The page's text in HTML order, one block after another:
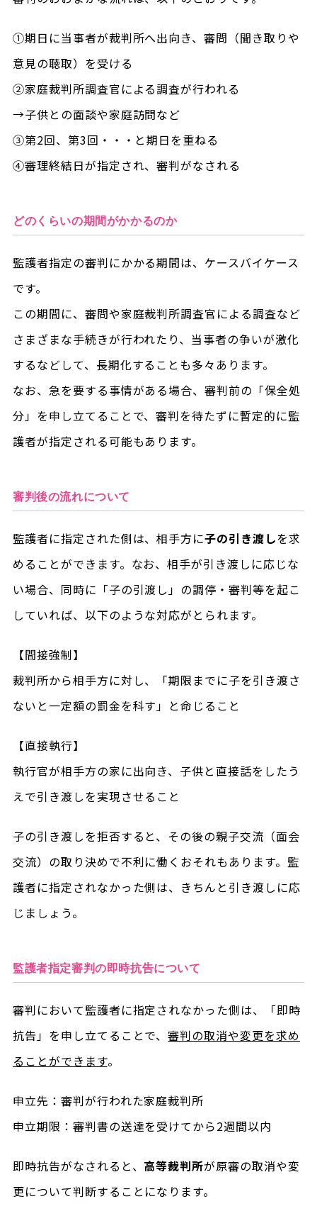
①期日に当事者が裁判所へ出向き、審問（聞き取りや
意見の聴取）を受ける
②家庭裁判所調査官による調査が行われる
→子供との面談や家庭訪問など
③第2回、第3回・・・と期日を重ねる
④審理終結日が指定され、審判がなされる
どのくらいの期間がかかるのか
監護者指定の審判にかかる期間は、ケースバイケース
です。
この期間に、審問や家庭裁判所調査官による調査など
さまざまな手続きが行われたり、当事者の争いが激化
するなどして、長期化することも多々あります。
なお、急を要する事情がある場合、審判前の「保全処
分」を申し立てることで、審判を待たずに暫定的に監
護者が指定される可能もあります。
審判後の流れについて
監護者に指定された側は、相手方に子の引き渡しを求
めることができます。なお、相手が引き渡しに応じな
い場合、同時に「子の引渡し」の調停・審判等を起こ
していれば、以下のような対応がとられます。
【間接強制】
裁判所から相手方に対し、「期限までに子を引き渡さ
ないと一定額の罰金を科す」と命じること
【直接執行】
執行官が相手方の家に出向き、子供と直接話をしたう
えで引き渡しを実現させること
子の引き渡しを拒否すると、その後の親子交流（面会
交流）の取り決めで不利に働くおそれもあります。監
護者に指定されなかった側は、きちんと引き渡しに応
じましょう。
監護者指定審判の即時抗告について
審判において監護者に指定されなかった側は、「即時
抗告」を申し立てることで、審判の取消や変更を求め
ることができます。
申立先：審判が行われた家庭裁判所
申立期限：審判書の送達を受けてから2週間以内
即時抗告がなされると、 高等裁判所が原審の取消や変
更について判断することになります。